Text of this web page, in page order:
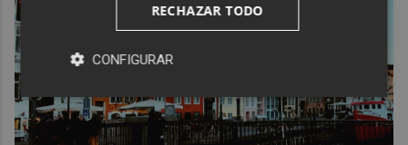
RECHAZAR TODO
CONFIGURAR